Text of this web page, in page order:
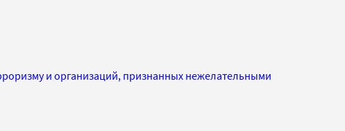
и организаций, признанных нежелательными